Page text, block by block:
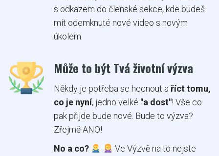
s odkazem do členské sekce, kde budeš
mít odemknuté nové video s novým
úkolem.
Může to být Tvá životní výzva
Někdy je potřeba se hecnout a říct tomu,
co je nyní, jedno velké "a dost"! Vše co
pak přijde bude nové. Bude to výzva?
Zřejmě ANO!
No a co?
Ve Výzvě na to nejste